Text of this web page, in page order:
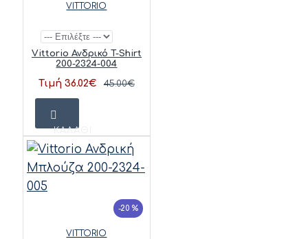
VITTORIO
Vittorio Ανδρικό T-Shirt
200-2324-004
Τιμή 36.02€ 45.00€
ΚΑΛΆΘΙ
-20 %
VITTORIO